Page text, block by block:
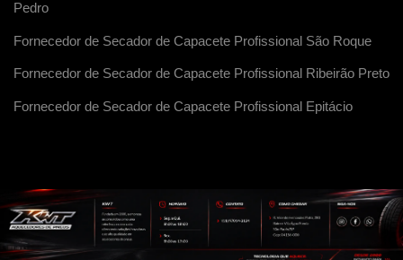
Pedro
Fornecedor de Secador de Capacete Profissional São Roque
Fornecedor de Secador de Capacete Profissional Ribeirão Preto
Fornecedor de Secador de Capacete Profissional Epitácio